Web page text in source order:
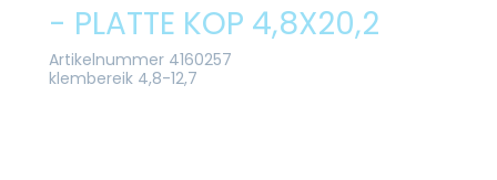
- PLATTE KOP 4,8X20,2
Artikelnummer 4160257
klembereik 4,8-12,7